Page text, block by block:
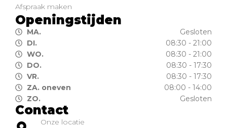
Afspraak maken
Openingstijden
MA.
Gesloten
DI.
08:30 - 21:00
WO.
08:30 - 21:00
DO.
08:30 - 17:30
VR.
08:30 - 17:30
ZA. oneven
08:00 - 14:00
ZO.
Gesloten
Contact
Onze locatie